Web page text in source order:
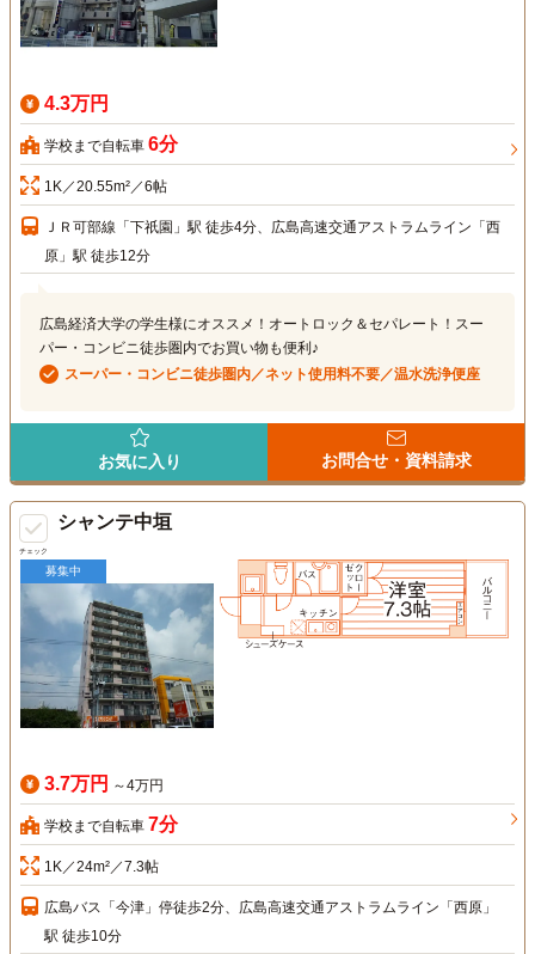
4.3万円
学校まで自転車 6分
1K／20.55m²／6帖
ＪＲ可部線「下祇園」駅 徒歩4分、広島高速交通アストラムライン「西
原」駅 徒歩12分
広島経済大学の学生様にオススメ！オートロック＆セパレート！スー
パー・コンビニ徒歩圏内でお買い物も便利♪
スーパー・コンビニ徒歩圏内／ネット使用料不要／温水洗浄便座
お気に入り お問合せ・資料請求
チェック
シャンテ中垣
募集中
3.7万円 ～4万円
学校まで自転車 7分
1K／24m²／7.3帖
広島バス「今津」停徒歩2分、広島高速交通アストラムライン「西原」
駅 徒歩10分